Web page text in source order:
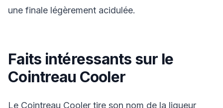
une finale légèrement acidulée.
Faits intéressants sur le
Cointreau Cooler
Le Cointreau Cooler tire son nom de la liqueur